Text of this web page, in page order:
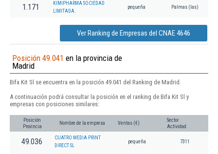
1.171
KIMIPHARMA SOCIEDAD
LIMITADA.
pequeña Palmas (las)
Ver Ranking de Empresas del CNAE 4646
Posición 49.041 en la provincia de
Madrid
Bifa Kit Sl se encuentra en la posición 49.041 del Ranking de Madrid.
A continuación podrá consultar la posición en el ranking de Bifa Kit Sl y
empresas con posiciones similares:
Posición
Provincia
Nombre de la empresa Ventas (€)
Sector
Actividad
49.036
CUATRO MEDIA PRINT
DIRECT SL
pequeña 7311